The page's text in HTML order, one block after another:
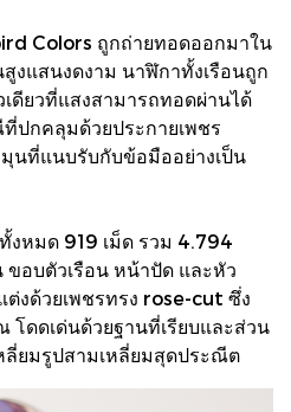
Colors ถูกถ่ายทอดออกมาใน
งแสนงดงาม นาฬิกาทั้งเรือนถูก
ดียวที่แสงสามารถทอดผ่านได้
ปกคลุมด้วยประกายเพชร
นที่แนบรับกับข้อมืออย่างเป็น
งหมด 919 เม็ด รวม 4.794
ขอบตัวเรือน หน้าปัด และหัว
งด้วยเพชรทรง rose-cut ซึ่ง
โดดเด่นด้วยฐานที่เรียบและส่วน
ลี่ยมรูปสามเหลี่ยมสุดประณีต